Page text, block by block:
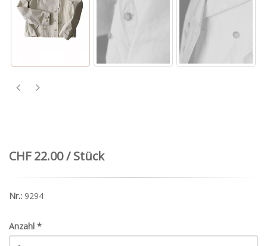
CHF 22.00 / Stück
Nr.: 9294
Anzahl *